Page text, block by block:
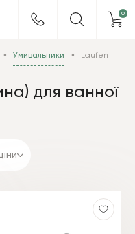
0
Умивальники Laufen
для ванної